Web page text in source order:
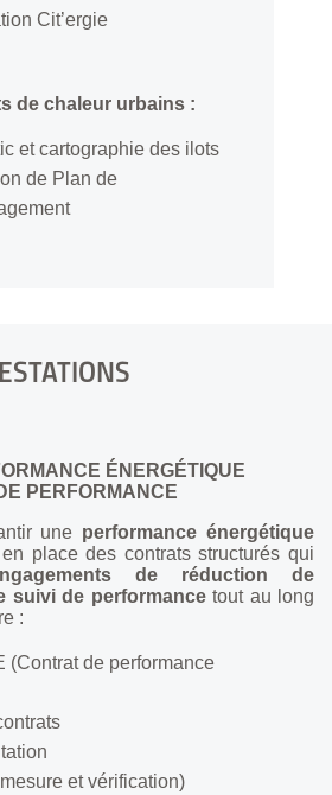
Cit’ergie
de chaleur urbains :
et cartographie des ilots
de Plan de
ÉNERGÉTIQUE
PERFORMANCE
une performance énergétique
place des contrats structurés qui
de réduction de
suivi de performancetout au long
:
(Contrat de performance
et vérification)